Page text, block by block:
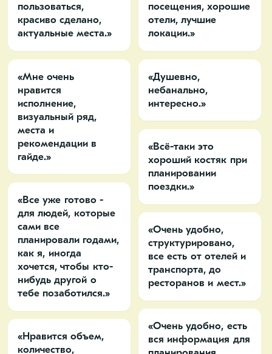
пользоваться,
красиво сделано,
актуальные места.»
«Мне очень
нравится
исполнение,
визуальный ряд,
места и
рекомендации в
гайде.»
«Все уже готово -
для людей, которые
сами все
планировали годами,
как я, иногда
хочется, чтобы кто-
нибудь другой о
тебе позаботился.»
«Нравится объем,
количество,
посещения, хорошие
отели, лучшие
локации.»
«Душевно,
небанально,
интересно.»
«Всё-таки это
хороший костяк при
планировании
поездки.»
«Очень удобно,
структурировано,
все есть от отелей и
транспорта, до
ресторанов и мест.»
«Очень удобно, есть
вся информация для